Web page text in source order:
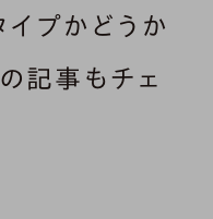
プかどうか
記事もチェ